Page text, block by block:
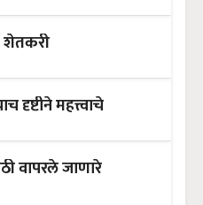
शेतकरी
दृष्टीने महत्त्वाचे
वापरले जाणारे